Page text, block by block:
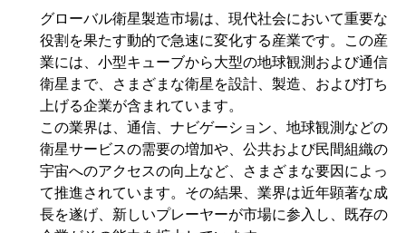
グローバル衛星製造市場は、現代社会において重要な
役割を果たす動的で急速に変化する産業です。この産
業には、小型キューブから大型の地球観測および通信
衛星まで、さまざまな衛星を設計、製造、および打ち
上げる企業が含まれています。
この業界は、通信、ナビゲーション、地球観測などの
衛星サービスの需要の増加や、公共および民間組織の
宇宙へのアクセスの向上など、さまざまな要因によっ
て推進されています。その結果、業界は近年顕著な成
長を遂げ、新しいプレーヤーが市場に参入し、既存の